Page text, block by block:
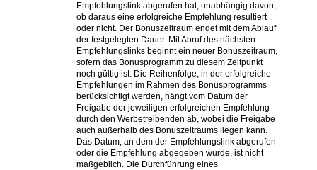
Empfehlungslink abgerufen hat, unabhängig davon,
ob daraus eine erfolgreiche Empfehlung resultiert
oder nicht. Der Bonuszeitraum endet mit dem Ablauf
der festgelegten Dauer. Mit Abruf des nächsten
Empfehlungslinks beginnt ein neuer Bonuszeitraum,
sofern das Bonusprogramm zu diesem Zeitpunkt
noch gültig ist. Die Reihenfolge, in der erfolgreiche
Empfehlungen im Rahmen des Bonusprogramms
berücksichtigt werden, hängt vom Datum der
Freigabe der jeweiligen erfolgreichen Empfehlung
durch den Werbetreibenden ab, wobei die Freigabe
auch außerhalb des Bonuszeitraums liegen kann.
Das Datum, an dem der Empfehlungslink abgerufen
oder die Empfehlung abgegeben wurde, ist nicht
maßgeblich. Die Durchführung eines